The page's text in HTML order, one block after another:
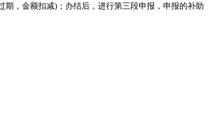
期，金额扣减)；办结后，进行第三段申报，申报的补助